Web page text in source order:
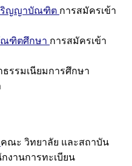
ริญญาบัณฑิต การสมัครเข้า
ณฑิตศึกษา การสมัครเข้า
ธรรมเนียมการศึกษา
คณะ วิทยาลัย และสถาบัน
งานการทะเบียน